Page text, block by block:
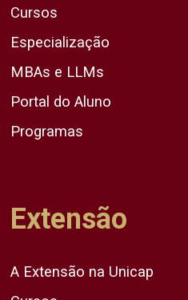
Cursos
Especialização
MBAs e LLMs
Portal do Aluno
Programas
Extensão
A Extensão na Unicap